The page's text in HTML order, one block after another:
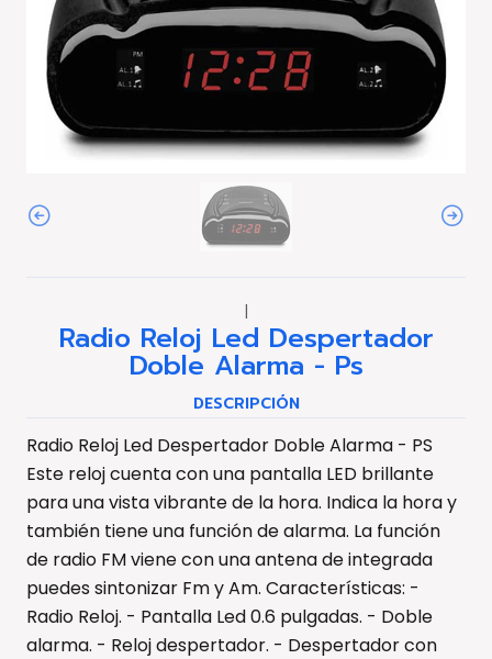
|
Radio Reloj Led Despertador
Doble Alarma - Ps
DESCRIPCIÓN
Radio Reloj Led Despertador Doble Alarma - PS
Este reloj cuenta con una pantalla LED brillante
para una vista vibrante de la hora. Indica la hora y
también tiene una función de alarma. La función
de radio FM viene con una antena de integrada
puedes sintonizar Fm y Am. Características: -
Radio Reloj. - Pantalla Led 0.6 pulgadas. - Doble
alarma. - Reloj despertador. - Despertador con